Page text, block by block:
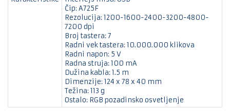
Čip: A725F
Rezolucija: 1200-1600-2400-3200-4800-
7200 dpi
Broj tastera: 7
Radni vek tastera: 10.000.000 klikova
Radni napon: 5 V
Radna struja: 100 mA
Dužina kabla: 1.5 m
Dimenzije: 124 x 78 x 40 mm
Težina: 113 g
Ostalo: RGB pozadinsko osvetljenje